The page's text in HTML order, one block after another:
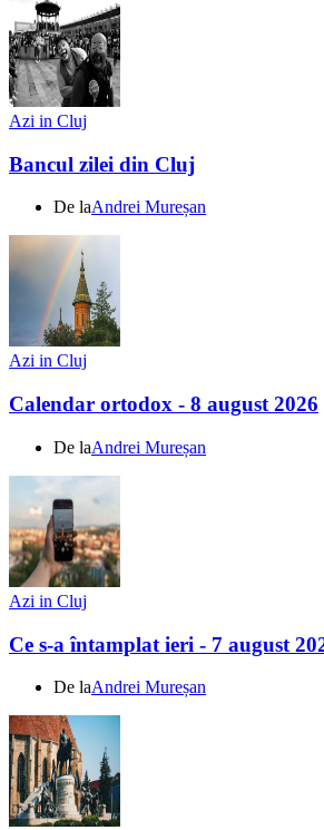
Azi in Cluj
Bancul zilei din Cluj
De laAndrei Mureșan
Azi in Cluj
Calendar ortodox - 8 august 2026
De laAndrei Mureșan
Azi in Cluj
Ce s-a întamplat ieri - 7 august
De laAndrei Mureșan